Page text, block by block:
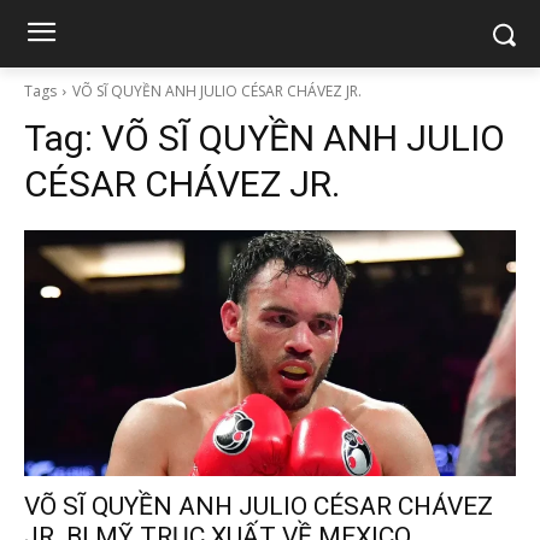
Tags VÕ SĨ QUYỀN ANH JULIO CÉSAR CHÁVEZ JR.
Tag: VÕ SĨ QUYỀN ANH JULIO
CÉSAR CHÁVEZ JR.
VÕ SĨ QUYỀN ANH JULIO CÉSAR CHÁVEZ